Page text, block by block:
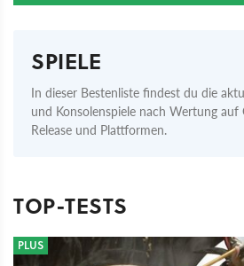
SPIELE
In dieser Bestenliste findest du die
und Konsolenspiele nach Wertung auf
Release und Plattformen.
TOP-TESTS
PLUS